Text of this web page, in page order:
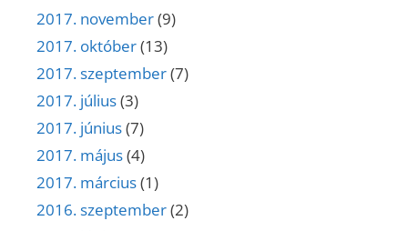
2017. november(9)
2017. október(13)
2017. szeptember(7)
2017. július(3)
2017. június(7)
2017. május(4)
2017. március(1)
2016. szeptember(2)